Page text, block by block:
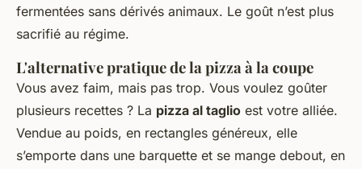
fermentées sans dérivés animaux. Le goût n’est plus
sacrifié au régime.
L'alternative pratique de la pizza à la coupe
Vous avez faim, mais pas trop. Vous voulez goûter
plusieurs recettes ? La pizza al taglio est votre alliée.
Vendue au poids, en rectangles généreux, elle
s’emporte dans une barquette et se mange debout, en